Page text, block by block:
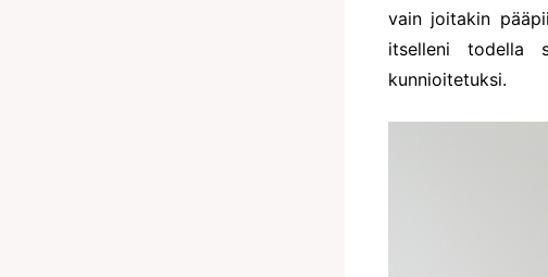
vain joitakin
itselleni todella
kunnioitetuksi.